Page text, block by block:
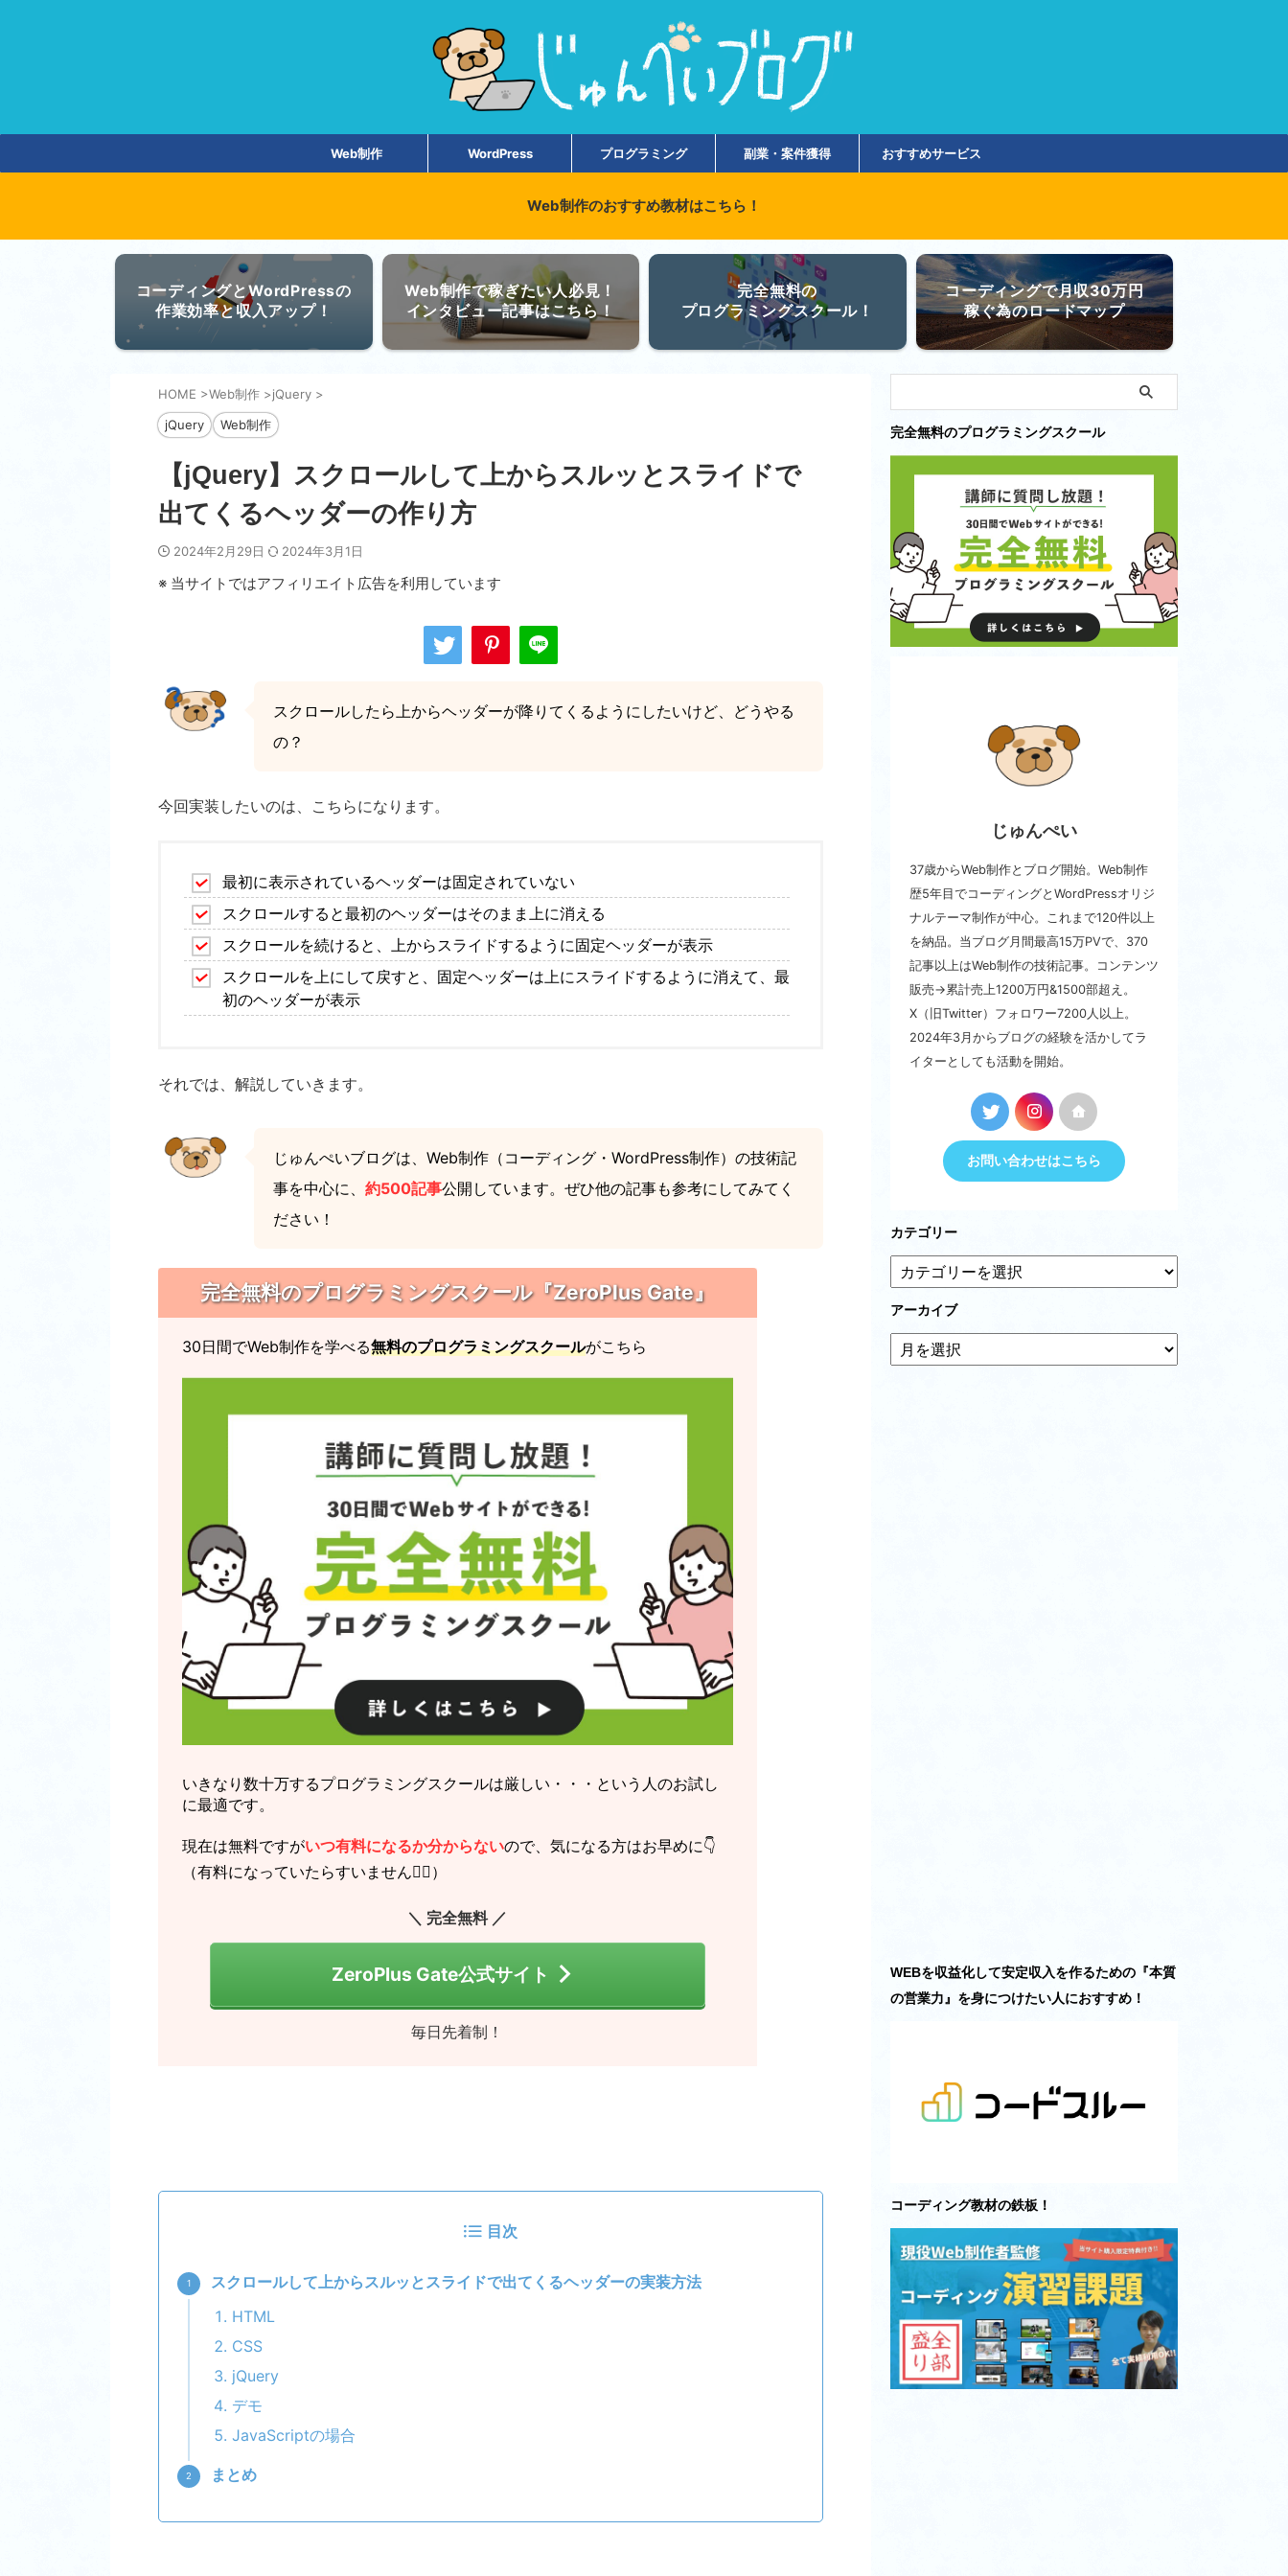
Web制作 WordPress プログラミング 副業・案件獲得 おすすめサービス
Web制作のおすすめ教材はこちら！
コーディングとWordPressの
作業効率と収入アップ！
Web制作で稼ぎたい人必見！
インタビュー記事はこちら！
完全無料の
プログラミングスクール！
コーディングで月収30万円
稼ぐ為のロードマップ
HOME >Web制作 >jQuery >
jQuery
Web制作
【jQuery】スクロールして上からスルッとスライドで
出てくるヘッダーの作り方
2024年2月29日 2024年3月1日
※ 当サイトではアフィリエイト広告を利用しています
スクロールしたら上からヘッダーが降りてくるようにしたいけど、どうやる
の？
今回実装したいのは、こちらになります。
最初に表示されているヘッダーは固定されていない
スクロールすると最初のヘッダーはそのまま上に消える
スクロールを続けると、上からスライドするように固定ヘッダーが表示
スクロールを上にして戻すと、固定ヘッダーは上にスライドするように消えて、最
初のヘッダーが表示
それでは、解説していきます。
じゅんぺいブログは、Web制作（コーディング・WordPress制作）の技術記
事を中心に、 約500記事公開しています。ぜひ他の記事も参考にしてみてく
ださい！
完全無料のプログラミングスクール『ZeroPlus Gate』
30日間でWeb制作を学べる無料のプログラミングスクールがこちら
いきなり数十万するプログラミングスクールは厳しい・・・という人のお試し
に最適です。
現在は無料ですがいつ有料になるか分からないので、気になる方はお早めに👇
（有料になっていたらすいません🙇‍♂️）
＼ 完全無料 ／
ZeroPlus Gate公式サイト
毎日先着制！
目次
スクロールして上からスルッとスライドで出てくるヘッダーの実装方法
HTML
CSS
jQuery
デモ
JavaScriptの場合
まとめ
完全無料のプログラミングスクール
じゅんぺい
37歳からWeb制作とブログ開始。Web制作
歴5年目でコーディングとWordPressオリジ
ナルテーマ制作が中心。これまで120件以上
を納品。当ブログ月間最高15万PVで、370
記事以上はWeb制作の技術記事。コンテンツ
販売→累計売上1200万円&1500部超え。
X（旧Twitter）フォロワー7200人以上。
2024年3月からブログの経験を活かしてラ
イターとしても活動を開始。
お問い合わせはこちら
カテゴリー
アーカイブ
WEBを収益化して安定収入を作るための『本質
の営業力』を身につけたい人におすすめ！
コーディング教材の鉄板！